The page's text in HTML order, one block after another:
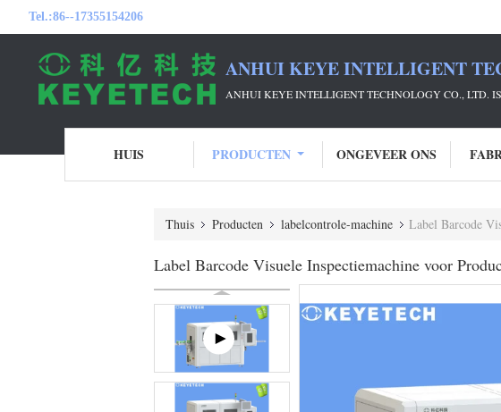
Tel.:86--17355154206
ANHUI KEYE INTELLIGENT
ANHUI KEYE INTELLIGENT TECHNOLOGY CO., LTD.
HUIS PRODUCTEN ONGEVEER ONS
Thuis Producten labelcontrole-machine Label Barcode
Label Barcode Visuele Inspectiemachine voor